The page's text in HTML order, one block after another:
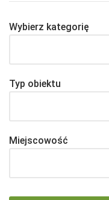
Wybierz kategorię
Typ obiektu
Miejscowość